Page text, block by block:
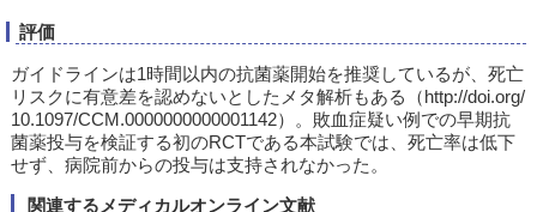
評価
ガイドラインは1時間以内の抗菌薬開始を推奨しているが、死亡
リスクに有意差を認めないとしたメタ解析もある（http://doi.org/
10.1097/CCM.0000000000001142）。敗血症疑い例での早期抗
菌薬投与を検証する初のRCTである本試験では、死亡率は低下
せず、病院前からの投与は支持されなかった。
関連するメディカルオンライン文献